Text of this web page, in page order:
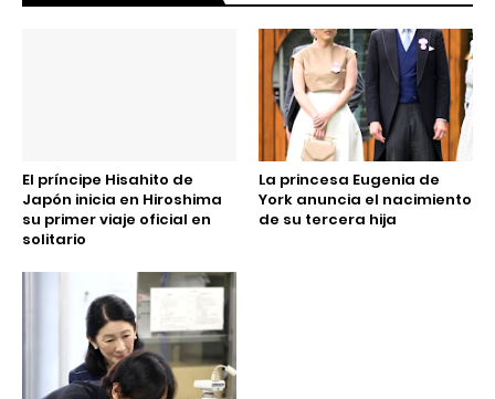
El príncipe Hisahito de
Japón inicia en Hiroshima
su primer viaje oficial en
solitario
La princesa Eugenia de
York anuncia el nacimiento
de su tercera hija